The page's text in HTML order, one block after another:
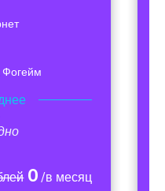
Фогейм
0 /в месяц